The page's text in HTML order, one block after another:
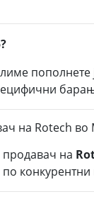
пополнете
на Rotech во
на
по конкурентни